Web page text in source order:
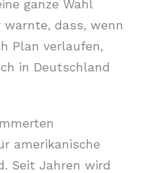
ganze Wahl
dass, wenn
Plan verlaufen,
in Deutschland
amerikanische
Seit Jahren wird